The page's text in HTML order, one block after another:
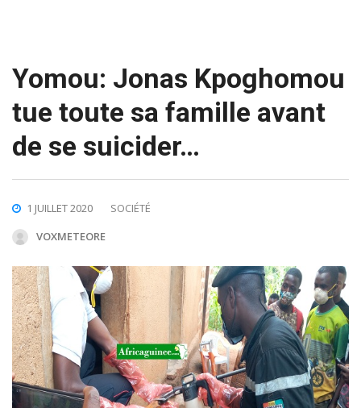
Yomou: Jonas Kpoghomou
tue toute sa famille avant
de se suicider…
1 JUILLET 2020
SOCIÉTÉ
VOXMETEORE